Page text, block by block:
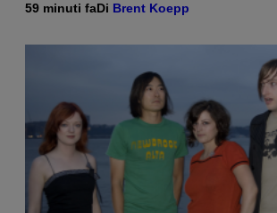
59 minuti faDi Brent Koepp